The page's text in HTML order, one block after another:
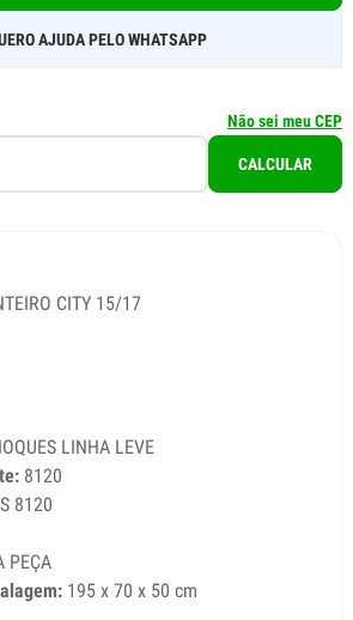
AJUDA PELO WHATSAPP
Não sei meu CEP
CALCULAR
CITY 15/17
LINHA LEVE
8120
8120
PEÇA
195 x 70 x 50 cm